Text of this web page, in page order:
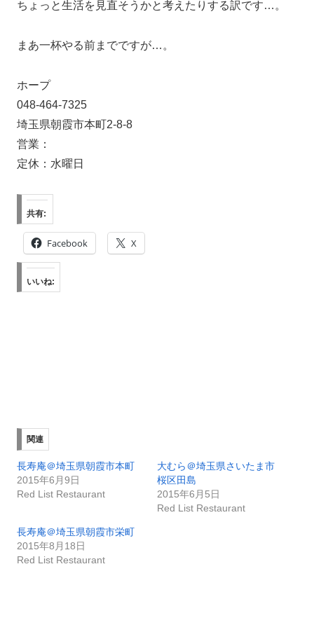
ちょっと生活を見直そうかと考えたりする訳です…。
まあ一杯やる前までですが…。
ホープ
048-464-7325
埼玉県朝霞市本町2-8-8
営業：
定休：水曜日
共有:
Facebook X
いいね:
関連
長寿庵＠埼玉県朝霞市本町
2015年6月9日
Red List Restaurant
大むら＠埼玉県さいたま市
桜区田島
2015年6月5日
Red List Restaurant
長寿庵＠埼玉県朝霞市栄町
2015年8月18日
Red List Restaurant